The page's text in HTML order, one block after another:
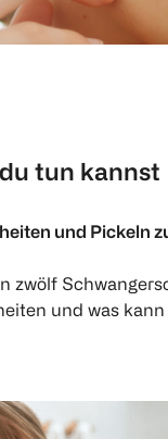
tun kannst
und Pickeln
zwölf
und was